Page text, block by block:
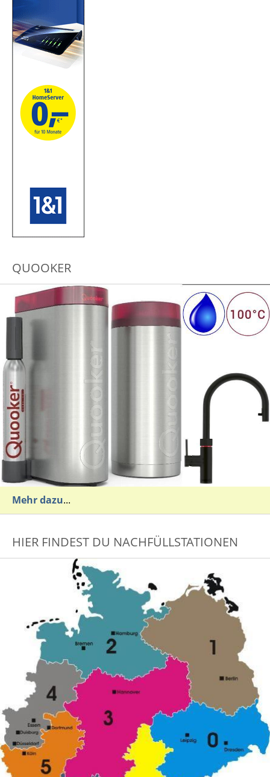
QUOOKER
Mehr dazu...
HIER FINDEST DU NACHFÜLLSTATIONEN